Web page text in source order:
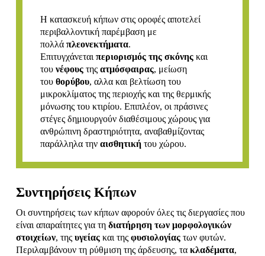
Η κατασκευή κήπων στις οροφές αποτελεί
περιβαλλοντική παρέμβαση με
πολλά πλεονεκτήματα.
Επιτυγχάνεται περιορισμός της σκόνηςκαι
του νέφουςτης ατμόσφαιρας, μείωση
του θορύβου, αλλα και βελτίωση του
μικροκλίματος της περιοχής και της θερμικής
μόνωσης του κτιρίου. Επιπλέον, οι πράσινες
στέγες δημιουργούν διαθέσιμους χώρους για
ανθρώπινη δραστηριότητα, αναβαθμίζοντας
παράλληλα την αισθητικήτου χώρου.
Συντηρήσεις Κήπων
Οι συντηρήσεις των κήπων αφορούν όλες τις διεργασίες που
είναι απαραίτητες για τη διατήρηση των μορφολογικών
στοιχείων, της υγείαςκαι της φυσιολογίαςτων φυτών.
Περιλαμβάνουν τη ρύθμιση της άρδευσης, τα κλαδέματα,